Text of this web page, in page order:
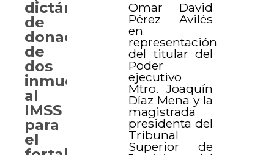
Omar David
Pérez Avilés
en
representación
del titular del
Poder
ejecutivo
Mtro. Joaquín
Díaz Mena y la
magistrada
presidenta del
Tribunal
Superior de
dictámenes
de
donación
de
dos
inmuebles
al
IMSS
para
el